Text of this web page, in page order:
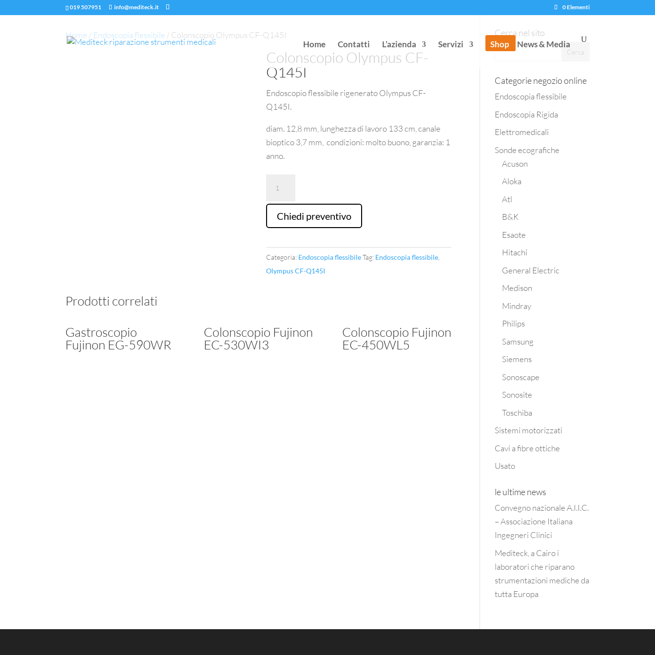
019 507951 info@mediteck.it 0 Elementi
Home Contatti L’azienda Servizi Shop News & Media
Home / Endoscopia flessibile / Colonscopio Olympus CF-Q145I
Colonscopio Olympus CF-
Q145I
Endoscopio flessibile rigenerato Olympus CF-
Q145I.
diam. 12,8 mm, lunghezza di lavoro 133 cm, canale
bioptico 3,7 mm, condizioni: molto buono, garanzia: 1
anno.
CF-
Q145I
Chiedi preventivo
Categoria: Endoscopia flessibileTag: Endoscopia flessibile
Olympus CF-Q145I
Prodotti correlati
Gastroscopio
Fujinon EG-590WR
Colonscopio Fujinon
EC-530WI3
Colonscopio Fujinon
EC-450WL5
Cerca nel sito
Categorie negozio online
Endoscopia flessibile
Endoscopia Rigida
Elettromedicali
Sonde ecografiche
Acuson
Aloka
Atl
B&K
Esaote
Hitachi
General Electric
Medison
Mindray
Philips
Samsung
Siemens
Sonoscape
Sonosite
Toschiba
Sistemi motorizzati
Cavi a fibre ottiche
Usato
le ultime news
Convegno nazionale A.I.I.C.
– Associazione Italiana
Ingegneri Clinici
Mediteck, a Cairo i
laboratori che riparano
strumentazioni mediche da
tutta Europa